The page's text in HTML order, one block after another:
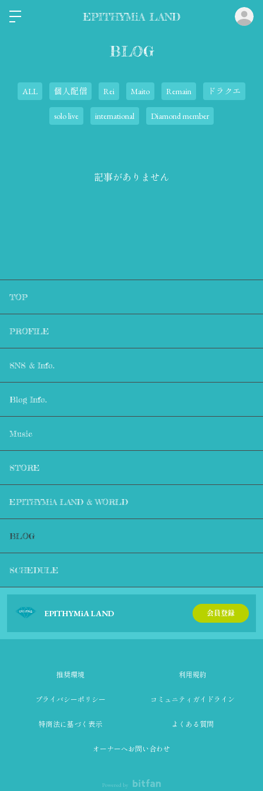
EPITHYMiA LAND
BLOG
ALL 個人配信 Rei Maito Remain ドラクエ
solo live international Diamond member
記事がありません
TOP
PROFILE
SNS & Info.
Blog Info.
Music
STORE
EPITHYMiA LAND & WORLD
BLOG
SCHEDULE
EPITHYMiA LAND 会員登録
推奨環境 利用規約
プライバシーポリシー コミュニティガイドライン
特商法に基づく表示 よくある質問
オーナーへお問い合わせ
Powered by